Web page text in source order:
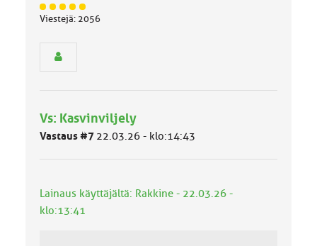
J
ä
m
ä
k
a
Viestejä: 2056
Vs: Kasvinviljely
Vastaus #7 22.03.26 - klo:14:43
Lainaus käyttäjältä: Rakkine - 22.03.26 -
klo:13:41